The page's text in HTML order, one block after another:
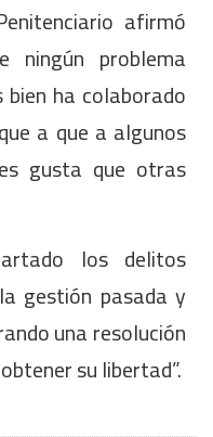
afirmó
ningún problema
ha colaborado
a que a algunos
gusta que otras
los delitos
gestión pasada y
una resolución
su libertad”.